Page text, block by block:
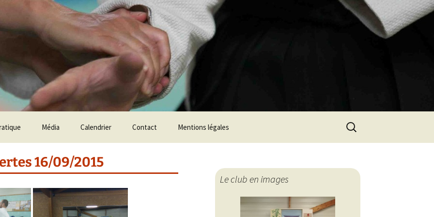
de grade Shodan
de grade Nidan
Média
Vidéos Le Club en Vidéos
Calendrier Contact Mentions légales
Rechercher :
16/09/2015
Le club en images